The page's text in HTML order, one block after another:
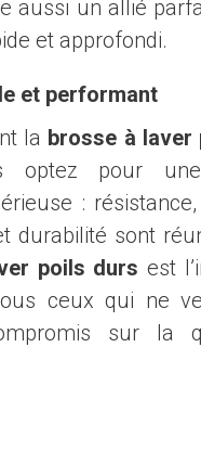
aussi un allié
et approfondi.
et performant
la brosse à laver
optez pour
:
durabilité sont
poils durs est
ceux qui ne
sur la